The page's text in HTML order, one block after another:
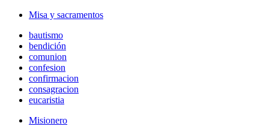
Misa y sacramentos
bautismo
bendición
comunion
confesion
confirmacion
consagracion
eucaristia
Misionero